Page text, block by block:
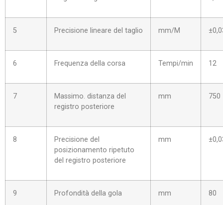
5 Precisione lineare del taglio mm/M
6 Frequenza della corsa Tempi/min 12
7
Massimo. distanza del
registro posteriore
mm 750
8
Precisione del
posizionamento ripetuto
del registro posteriore
mm
9 Profondità della gola mm 80